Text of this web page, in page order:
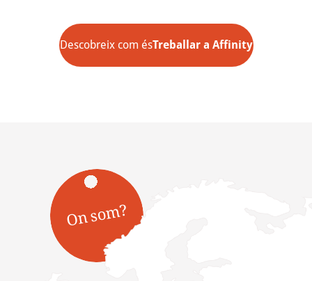
Descobreix com ésTreballar a Affinity
On som?